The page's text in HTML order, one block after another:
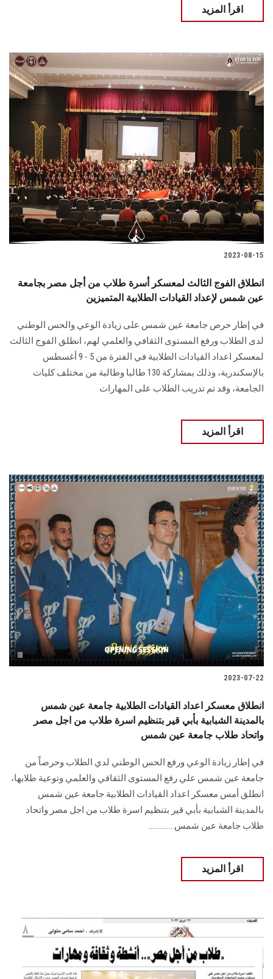
اقرأ المزيد
2023-08-15
انطلاق الفوج الثالث لمعسكر أسرة طلاب من أجل مصر بجامعة
عين شمس لإعداد القيادات الطلابية المتميزين
في إطار حرص جامعة عين شمس على زيادة الوعي والحس الوطني
لدى الطلاب ورفع المستوى الثقافي والعلمي لهم، انطلق الفوج الثالث
لمعسكر اعداد القيادات الطلابية في الفترة من 5 - 9 أغسطس
بالإسكندرية، وذلك بمشاركة 130 طالبا وطالبة من مختلف كليات
الجامعة، وقد تم تدريب الطلاب على المهارات
اقرأ المزيد
2023-07-22
انطلاق معسكر اعداد القيادات الطلابية جامعة عين شمس
بالمدينة الشبابية بأبي قير بتنظيم اسرة طلاب من اجل مصر
واتحاد طلاب جامعة عين شمس
في إطار زيادة الوعي ورفع الحس الوطني لدي الطلاب وحرصاً من
جامعة عين شمس علي رفع المستوى الثقافي والعلمي وتوعية طلابها،
انطلق أمس معسكر اعداد القيادات الطلابية جامعة عين شمس
بالمدينة الشبابية بأبي قير بتنظيم اسرة طلاب من اجل مصر واتحاد
طلاب جامعة عين شمس..............
اقرأ المزيد